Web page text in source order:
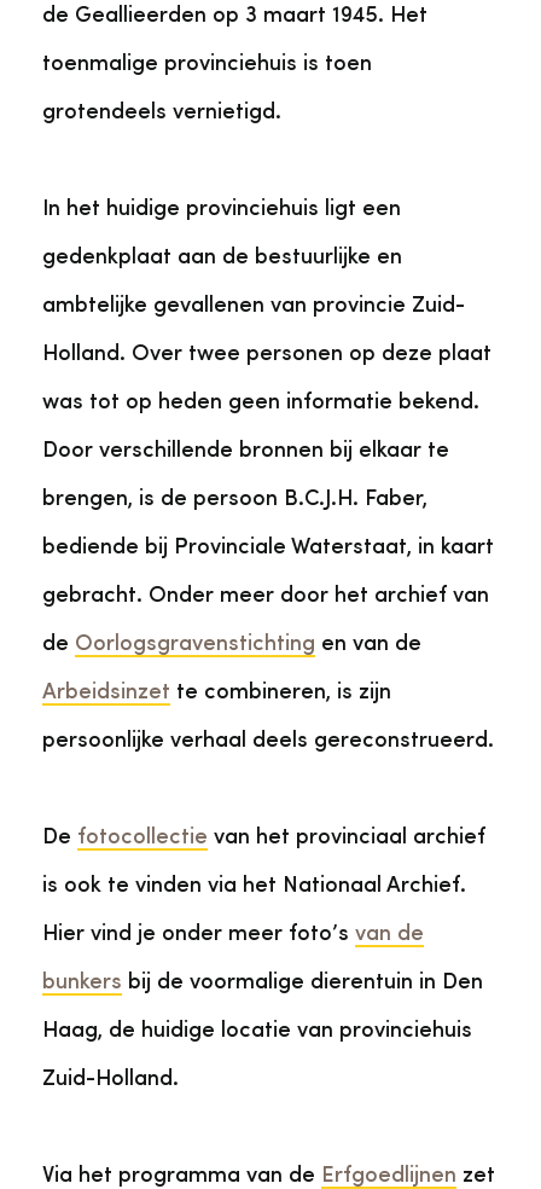
de Geallieerden op 3 maart 1945. Het
toenmalige provinciehuis is toen
grotendeels vernietigd.
In het huidige provinciehuis ligt een
gedenkplaat aan de bestuurlijke en
ambtelijke gevallenen van provincie Zuid-
Holland. Over twee personen op deze plaat
was tot op heden geen informatie bekend.
Door verschillende bronnen bij elkaar te
brengen, is de persoon B.C.J.H. Faber,
bediende bij Provinciale Waterstaat, in kaart
gebracht. Onder meer door het archief van
de Oorlogsgravenstichting en van de
Arbeidsinzet te combineren, is zijn
persoonlijke verhaal deels gereconstrueerd.
De fotocollectie van het provinciaal archief
is ook te vinden via het Nationaal Archief.
Hier vind je onder meer foto’s van de
bunkers bij de voormalige dierentuin in Den
Haag, de huidige locatie van provinciehuis
Zuid-Holland.
Via het programma van de Erfgoedlijnen zet